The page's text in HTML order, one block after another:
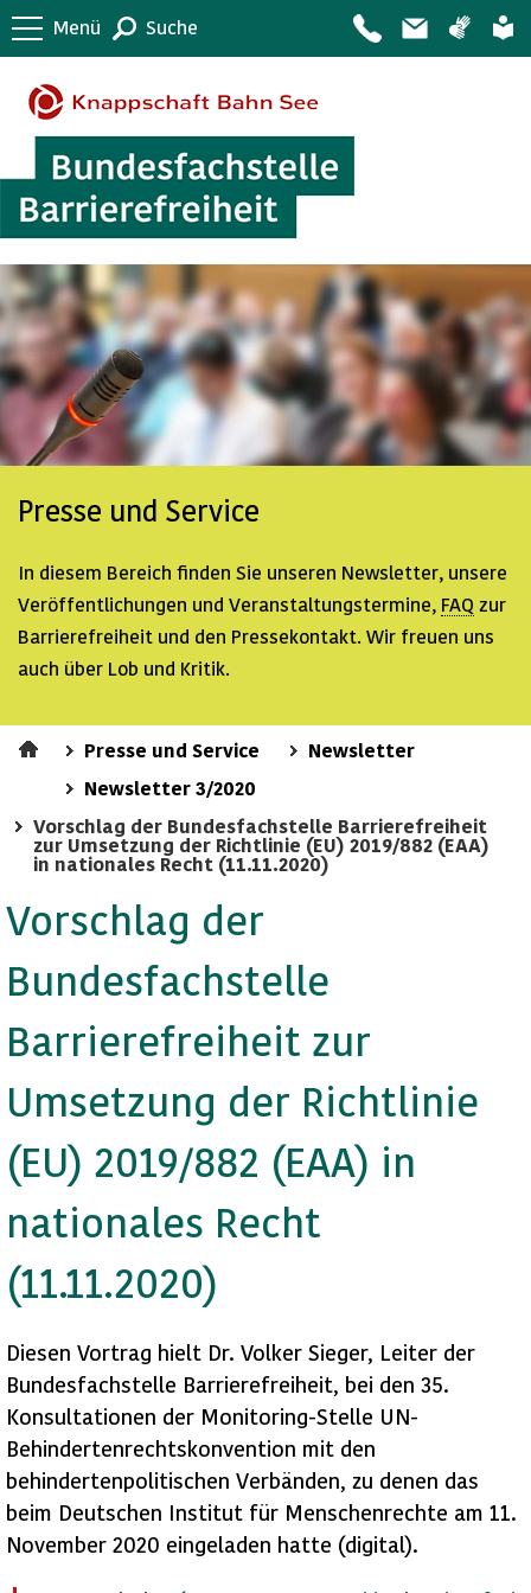
Menü Suche
Presse und Service
In diesem Bereich finden Sie unseren Newsletter, unsere
Veröffentlichungen und Veranstaltungstermine, FAQ zur
Barrierefreiheit und den Pressekontakt. Wir freuen uns
auch über Lob und Kritik.
Presse und Service
Newsletter
Newsletter 3/2020
Vorschlag der Bundesfachstelle Barrierefreiheit
zur Umsetzung der Richtlinie (EU) 2019/882 (EAA)
in nationales Recht (11.11.2020)
Vorschlag der
Bundesfachstelle
Barrierefreiheit zur
Umsetzung der Richtlinie
(EU) 2019/882 (EAA) in
nationales Recht
(11.11.2020)
Diesen Vortrag hielt Dr. Volker Sieger, Leiter der
Bundesfachstelle Barrierefreiheit, bei den 35.
Konsultationen der Monitoring-Stelle UN-
Behindertenrechtskonvention mit den
behindertenpolitischen Verbänden, zu denen das
beim Deutschen Institut für Menschenrechte am 11.
November 2020 eingeladen hatte (digital).